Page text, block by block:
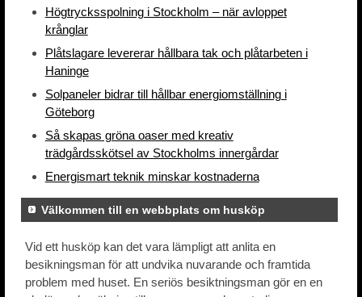
Högtrycksspolning i Stockholm – när avloppet
krånglar
Plåtslagare levererar hållbara tak och plåtarbeten i
Haninge
Solpaneler bidrar till hållbar energiomställning i
Göteborg
Så skapas gröna oaser med kreativ
trädgårdsskötsel av Stockholms innergårdar
Energismart teknik minskar kostnaderna
Välkommen till en webbplats om husköp
Vid ett husköp kan det vara lämpligt att anlita en
besikningsman för att undvika nuvarande och framtida
problem med huset. En seriös besiktningsman gör en en